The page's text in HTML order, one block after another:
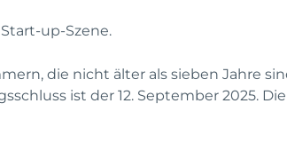
up-Szene.
die nicht älter als sieben Jahre
ist der 12. September 2025.